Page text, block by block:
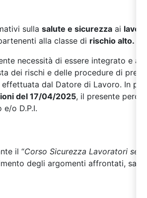
sulla salute e sicurezza ai
alla classe di rischio alto.
necessità di essere integrato e
dei rischi e delle procedure di
dal Datore di Lavoro. In
del 17/04/2025, il presente
e/o D.P.I.
il “Corso Sicurezza Lavoratori
degli argomenti affrontati, sarà